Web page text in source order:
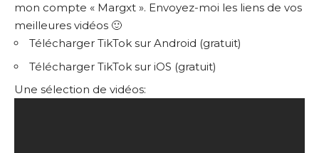
mon compte « Margxt ». Envoyez-moi les liens de vos
meilleures vidéos 🙂
Télécharger TikTok sur Android (gratuit)
Télécharger TikTok sur iOS (gratuit)
Une sélection de vidéos: